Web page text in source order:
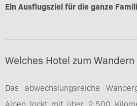
Ein Ausflugsziel für die ganze
Welches Hotel zum
Das abwechslungsreiche
Alpen lockt mit über 2.500